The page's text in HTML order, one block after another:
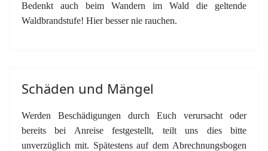
Bedenkt auch beim Wandern im Wald die geltende
Waldbrandstufe! Hier besser nie rauchen.
Schäden und Mängel
Werden Beschädigungen durch Euch verursacht oder
bereits bei Anreise festgestellt, teilt uns dies bitte
unverzüglich mit. Spätestens auf dem Abrechnungsbogen